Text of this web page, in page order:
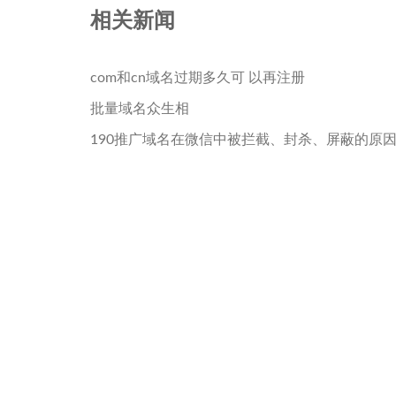
相关新闻
com和cn域名过期多久可 以再注册
批量域名众生相
190推广域名在微信中被拦截、封杀、屏蔽的原